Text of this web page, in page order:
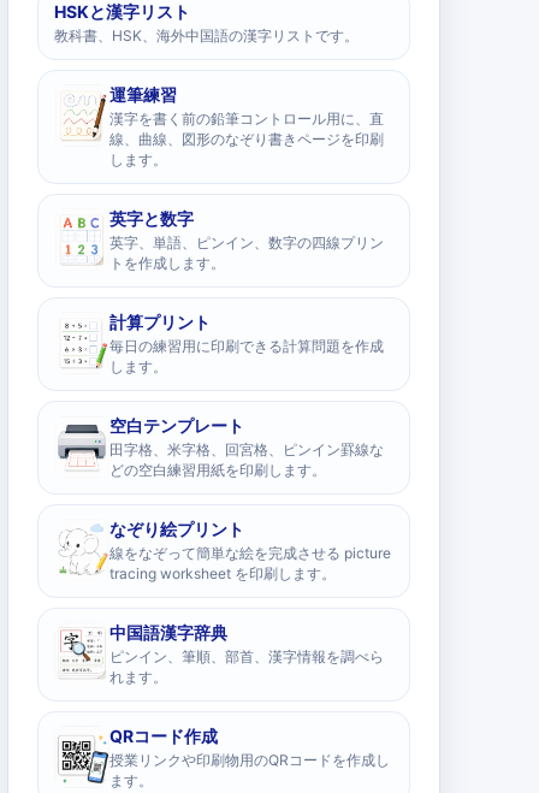
HSKと漢字リスト
教科書、HSK、海外中国語の漢字リストです。
運筆練習
漢字を書く前の鉛筆コントロール用に、直
線、曲線、図形のなぞり書きページを印刷
します。
英字と数字
英字、単語、ピンイン、数字の四線プリン
トを作成します。
計算プリント
毎日の練習用に印刷できる計算問題を作成
します。
空白テンプレート
田字格、米字格、回宮格、ピンイン罫線な
どの空白練習用紙を印刷します。
なぞり絵プリント
線をなぞって簡単な絵を完成させる picture
tracing worksheet を印刷します。
中国語漢字辞典
ピンイン、筆順、部首、漢字情報を調べら
れます。
QRコード作成
授業リンクや印刷物用のQRコードを作成し
ます。